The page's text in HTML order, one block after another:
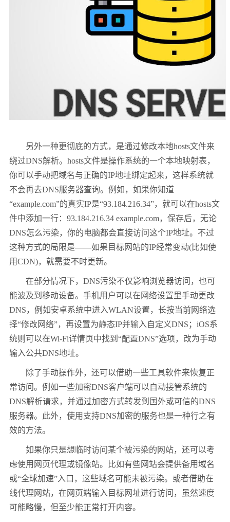
另外一种更彻底的方式，是通过修改本地hosts文件来
绕过DNS解析。hosts文件是操作系统的一个本地映射表，
你可以手动把域名与正确的IP地址绑定起来，这样系统就
不会再去DNS服务器查询。例如，如果你知道
“example.com”的真实IP是“93.184.216.34”，就可以在hosts文
件中添加一行：93.184.216.34 example.com，保存后，无论
DNS怎么污染，你的电脑都会直接访问这个IP地址。不过
这种方式的局限是——如果目标网站的IP经常变动(比如使
用CDN)，就需要不时更新。
在部分情况下，DNS污染不仅影响浏览器访问，也可
能波及到移动设备。手机用户可以在网络设置里手动更改
DNS，例如安卓系统中进入WLAN设置，长按当前网络选
择“修改网络”，再设置为静态IP并输入自定义DNS；iOS系
统则可以在Wi-Fi详情页中找到“配置DNS”选项，改为手动
输入公共DNS地址。
除了手动操作外，还可以借助一些工具软件来恢复正
常访问。例如一些加密DNS客户端可以自动接管系统的
DNS解析请求，并通过加密方式转发到国外或可信的DNS
服务器。此外，使用支持DNS加密的服务也是一种行之有
效的方法。
如果你只是想临时访问某个被污染的网站，还可以考
虑使用网页代理或镜像站。比如有些网站会提供备用域名
或“全球加速”入口，这些域名可能未被污染。或者借助在
线代理网站，在网页端输入目标网址进行访问，虽然速度
可能略慢，但至少能正常打开内容。